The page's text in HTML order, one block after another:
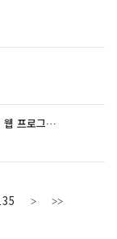
웹 프로그…